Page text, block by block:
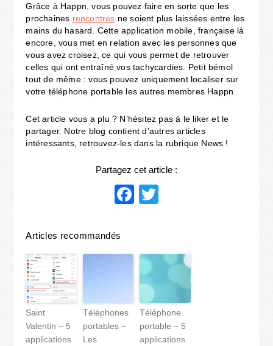
Grâce à Happn, vous pouvez faire en sorte que les
prochaines rencontres ne soient plus laissées entre les
mains du hasard. Cette application mobile, française là
encore, vous met en relation avec les personnes que
vous avez croisez, ce qui vous permet de retrouver
celles qui ont entraîné vos tachycardies. Petit bémol
tout de même : vous pouvez uniquement localiser sur
votre téléphone portable les autres membres Happn.
Cet article vous a plu ? N’hésitez pas à le liker et le
partager. Notre blog contient d’autres articles
intéressants, retrouvez-les dans la rubrique News !
Partagez cet article :
Facebook
Articles recommandés
Saint
Valentin – 5
applications
Téléphones
portables –
Les
Téléphone
portable – 5
applications